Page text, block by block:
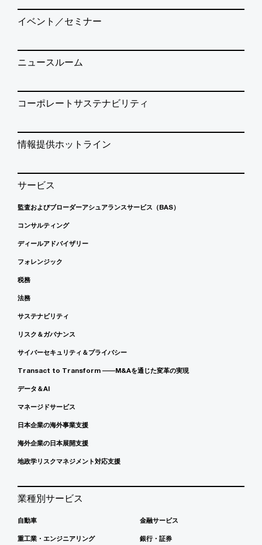
イベント／セミナー
ニュースルーム
コーポレートサステナビリティ
情報提供ホットライン
サービス
監査およびブローダーアシュアランスサービス（BAS）
コンサルティング
ディールアドバイザリー
フォレンジック
税務
法務
サステナビリティ
リスク＆ガバナンス
サイバーセキュリティ＆プライバシー
Transact to Transform ――M&Aを通じた変革の実現
データ＆AI
マネージドサービス
日本企業の海外事業支援
海外企業の日本展開支援
地政学リスクマネジメント対応支援
業種別サービス
自動車
重工業・エンジニアリング
金融サービス
銀行・証券